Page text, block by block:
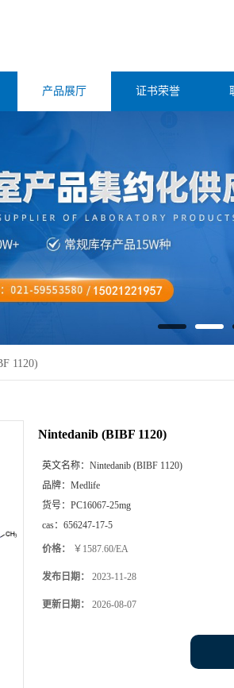
产品展厅 证书荣誉
1120)
Nintedanib (BIBF 1120)
英文名称： Nintedanib (BIBF 1120)
品牌： Medlife
货号： PC16067-25mg
cas： 656247-17-5
价格： ￥1587.60/EA
发布日期： 2023-11-28
更新日期： 2026-08-07